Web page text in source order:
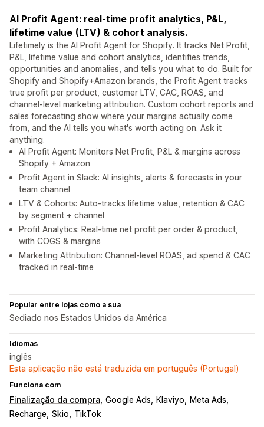
AI Profit Agent: real-time profit analytics, P&L,
lifetime value (LTV) & cohort analysis.
Lifetimely is the AI Profit Agent for Shopify. It tracks Net Profit,
P&L, lifetime value and cohort analytics, identifies trends,
opportunities and anomalies, and tells you what to do. Built for
Shopify and Shopify+Amazon brands, the Profit Agent tracks
true profit per product, customer LTV, CAC, ROAS, and
channel-level marketing attribution. Custom cohort reports and
sales forecasting show where your margins actually come
from, and the AI tells you what's worth acting on. Ask it
anything.
AI Profit Agent: Monitors Net Profit, P&L & margins across
Shopify + Amazon
Profit Agent in Slack: AI insights, alerts & forecasts in your
team channel
LTV & Cohorts: Auto-tracks lifetime value, retention & CAC
by segment + channel
Profit Analytics: Real-time net profit per order & product,
with COGS & margins
Marketing Attribution: Channel-level ROAS, ad spend & CAC
tracked in real-time
Popular entre lojas como a sua
Sediado nos Estados Unidos da América
Idiomas
inglês
Esta aplicação não está traduzida em português (Portugal)
Funciona com
Finalização da compra Google Ads Klaviyo
Meta Ads
Recharge Skio TikTok